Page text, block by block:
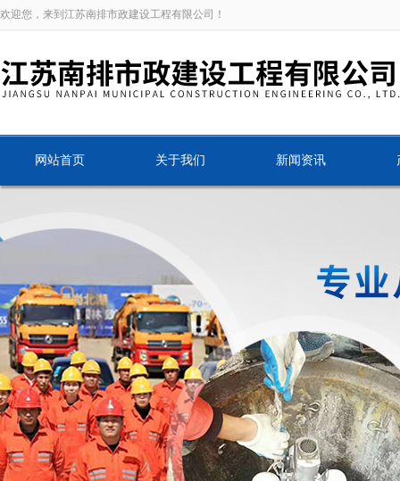
欢迎您，来到江苏南排市政建设工程有限公司！
网站首页 关于我们 新闻资讯